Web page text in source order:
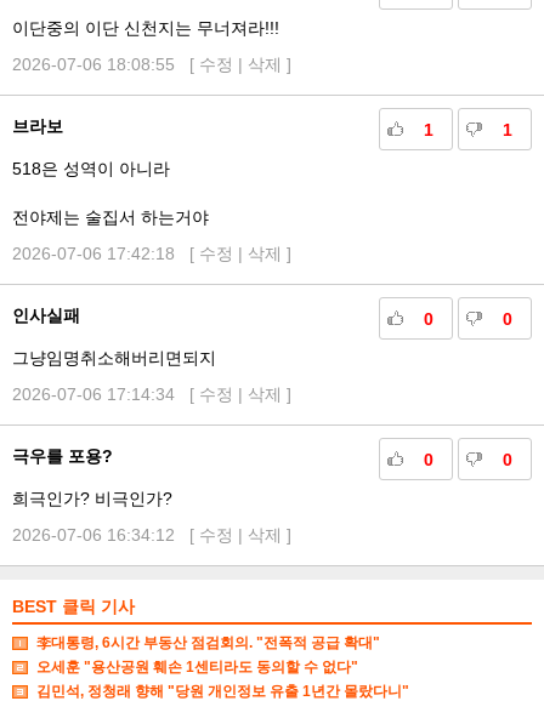
이단중의 이단 신천지는 무너져라!!!
2026-07-06 18:08:55 [ 수정 | 삭제 ]
1 1
브라보
518은 성역이 아니라
전야제는 술집서 하는거야
2026-07-06 17:42:18 [ 수정 | 삭제 ]
0 0
인사실패
그냥임명취소해버리면되지
2026-07-06 17:14:34 [ 수정 | 삭제 ]
0 0
극우를 포용?
희극인가? 비극인가?
2026-07-06 16:34:12 [ 수정 | 삭제 ]
BEST 클릭 기사
李대통령, 6시간 부동산 점검회의. "전폭적 공급 확대"
오세훈 "용산공원 훼손 1센티라도 동의할 수 없다"
김민석, 정청래 향해 "당원 개인정보 유출 1년간 몰랐다니"